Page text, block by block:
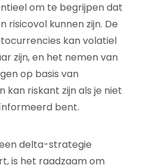
om te begrijpen dat
kunnen zijn. De
kan volatiel
zijn, en het nemen van
op basis van
kan riskant zijn als je niet
bent.
delta-strategie
is het raadzaam om